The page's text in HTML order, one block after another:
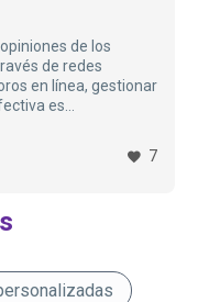
de los
de redes
en línea, gestionar
es
recibir críticas, es
para mejorar y
7